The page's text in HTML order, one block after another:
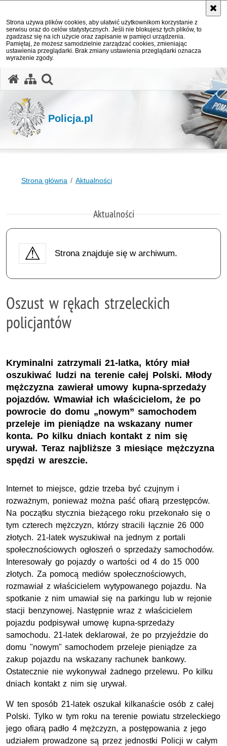
Strona używa plików cookies, aby ułatwić użytkownikom korzystanie z
serwisu oraz do celów statystycznych. Jeśli nie blokujesz tych plików, to
zgadzasz się na ich użycie oraz zapisanie w pamięci urządzenia.
Pamiętaj, że możesz samodzielnie zarządzać cookies, zmieniając
ustawienia przeglądarki. Brak zmiany ustawienia przeglądarki oznacza
wyrażenie zgody.
Policja.pl
Strona główna Aktualności
Aktualności
Strona znajduje się w archiwum.
Oszust w rękach strzeleckich
policjantów
Kryminalni zatrzymali 21-latka, który miał
oszukiwać ludzi na terenie całej Polski. Młody
mężczyzna zawierał umowy kupna-sprzedaży
pojazdów. Wmawiał ich właścicielom, że po
powrocie do domu „nowym” samochodem
przeleje im pieniądze na wskazany numer
konta. Po kilku dniach kontakt z nim się
urywał. Teraz najbliższe 3 miesiące mężczyzna
spędzi w areszcie.
Internet to miejsce, gdzie trzeba być czujnym i
rozważnym, ponieważ można paść ofiarą przestępców.
Na początku stycznia bieżącego roku przekonało się o
tym czterech mężczyzn, którzy stracili łącznie 26 000
złotych. 21-latek wyszukiwał na jednym z portali
społecznościowych ogłoszeń o sprzedaży samochodów.
Interesowały go pojazdy o wartości od 4 do 15 000
złotych. Za pomocą mediów społecznościowych,
rozmawiał z właścicielem wytypowanego pojazdu. Na
spotkanie z nim umawiał się na parkingu lub w rejonie
stacji benzynowej. Następnie wraz z właścicielem
pojazdu podpisywał umowę kupna-sprzedaży
samochodu. 21-latek deklarował, że po przyjeździe do
domu "nowym" samochodem przeleje pieniądze za
zakup pojazdu na wskazany rachunek bankowy.
Ostatecznie nie wykonywał żadnego przelewu. Po kilku
dniach kontakt z nim się urywał.
W ten sposób 21-latek oszukał kilkanaście osób z całej
Polski. Tylko w tym roku na terenie powiatu strzeleckiego
jego ofiarą padło 4 mężczyzn, a postępowania z jego
udziałem prowadzone są przez jednostki Policji w całym